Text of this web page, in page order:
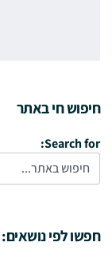
חיפוש חי באתר
Search for:
חפשו לפי נושאים: